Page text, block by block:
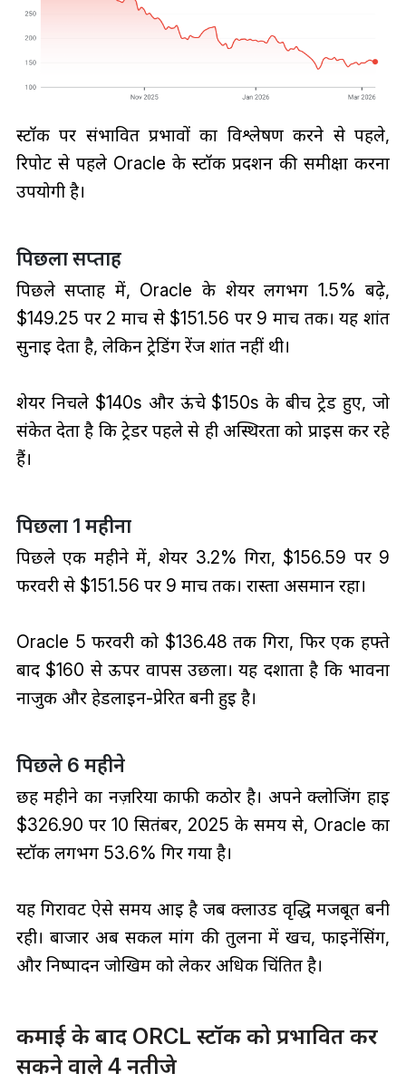
स्टॉक पर संभावित प्रभावों का विश्लेषण करने से पहले,
रिपोर्ट से पहले Oracle के स्टॉक प्रदर्शन की समीक्षा करना
उपयोगी है।
पिछला सप्ताह
पिछले सप्ताह में, Oracle के शेयर लगभग 1.5% बढ़े,
$149.25 पर 2 मार्च से $151.56 पर 9 मार्च तक। यह शांत
सुनाई देता है, लेकिन ट्रेडिंग रेंज शांत नहीं थी।
शेयर निचले $140s और ऊंचे $150s के बीच ट्रेड हुए, जो
संकेत देता है कि ट्रेडर पहले से ही अस्थिरता को प्राइस कर रहे
हैं।
पिछला 1 महीना
पिछले एक महीने में, शेयर 3.2% गिरा, $156.59 पर 9
फरवरी से $151.56 पर 9 मार्च तक। रास्ता असमान रहा।
Oracle 5 फरवरी को $136.48 तक गिरा, फिर एक हफ्ते
बाद $160 से ऊपर वापस उछला। यह दर्शाता है कि भावना
नाजुक और हेडलाइन-प्रेरित बनी हुई है।
पिछले 6 महीने
छह महीने का नज़रिया काफी कठोर है। अपने क्लोजिंग हाई
$326.90 पर 10 सितंबर, 2025 के समय से, Oracle का
स्टॉक लगभग 53.6% गिर गया है।
यह गिरावट ऐसे समय आई है जब क्लाउड वृद्धि मजबूत बनी
रही। बाजार अब सकल मांग की तुलना में खर्च, फाइनेंसिंग,
और निष्पादन जोखिम को लेकर अधिक चिंतित है।
कमाई के बाद ORCL स्टॉक को प्रभावित कर
सकने वाले 4 नतीजे